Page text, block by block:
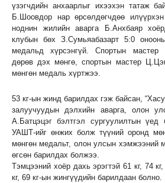
үзэгчдийн анхаарлыг ихээхэн татаж
Б.Шоовдор нар өрсөлдөгчдөө
ноднин жилийн аварга Б.Анхбаяр
клубын бөх З.Сумьяабазарт 5:0
медальд хүрсэнгүй. Спортын мастер
дөрөв дэх мөнгө, спортын мастер
мөнгөн медаль хүртжээ.
53 кг-ын жинд барилдах гэж байсан,
залуучуудын дэлхийн аварга, олон
А.Батцэцэг бэлтгэл сургуулилтын
УАШТ-ийг өнжих болж түүний оронд
мөнгөн медальт, олон улсын хэмжээний
өгсөн барилдах болжээ.
Тэмцээний хоёр дахь эрэгтэй 61 кг, 74
кг, 69 кг-ын жингүүдийн барилдаан болно.